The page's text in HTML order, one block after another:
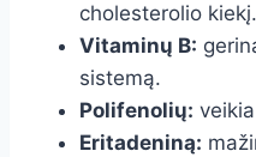
cholesterolio kiekį.
Vitaminų B:
sistemą.
Polifenolių:
Eritadeniną: